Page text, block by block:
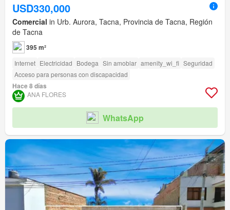
USD330,000
Comercial in Urb. Aurora, Tacna, Provincia de Tacna, Región
de Tacna
395 m²
Internet Electricidad Bodega Sin amoblar amenity_wi_fi Seguridad
Acceso para personas con discapacidad
Hace 8 días
ANA FLORES
WhatsApp